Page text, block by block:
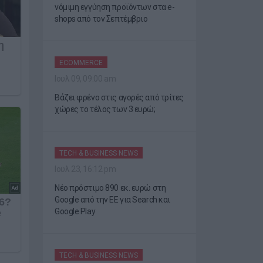
νόμιμη εγγύηση προϊόντων στα e-
shops από τον Σεπτέμβριο
ECOMMERCE
Βάζει φρένο στις αγορές από τρίτες
χώρες το τέλος των 3 ευρώ;
TECH & BUSINESS NEWS
Νέο πρόστιμο 890 εκ. ευρώ στη
Google από την ΕΕ για Search και
Google Play
TECH & BUSINESS NEWS